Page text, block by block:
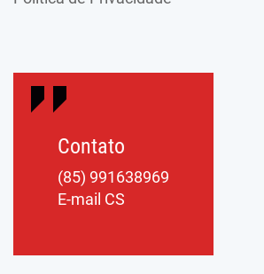
Contato
(85) 991638969
E-mail CS